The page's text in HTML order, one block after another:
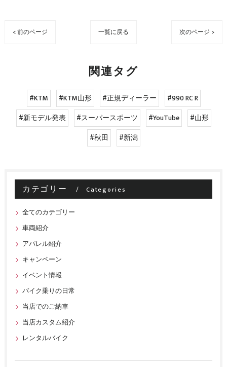
< 前のページ 一覧に戻る 次のページ >
関連タグ
#KTM #KTM山形 #正規ディーラー
#990 RC R
#新モデル発表
#スーパースポーツ #YouTube
#山形
#秋田
#新潟
カテゴリー Categories
全てのカテゴリー
車両紹介
アパレル紹介
キャンペーン
イベント情報
バイク乗りの日常
当店でのご納車
当店カスタム紹介
レンタルバイク